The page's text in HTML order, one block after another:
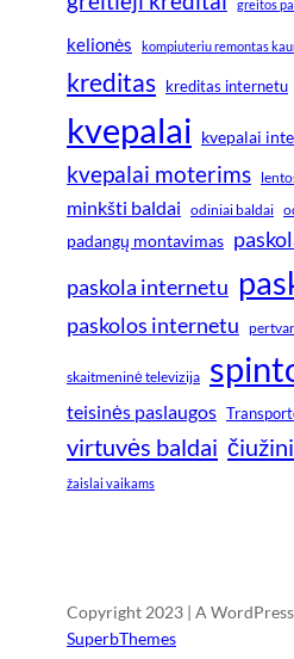
greitos
kelionės kompiuteriu remontas
kreditas kreditas internetu
kvepalai kvepalai
kvepalai moterims
minkšti baldai odiniai baldai
padangų montavimas
paskola internetu
paskolos internetu
skaitmeninė televizija
teisinės paslaugos
virtuvės baldai
žaislai vaikams
Copyright 2023 | A
SuperbThemes